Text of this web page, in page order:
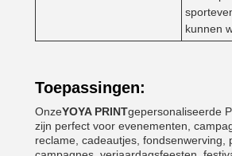
kunnen
Toepassingen:
OnzeYOYA PRINTgepersonaliseerde
zijn perfect voor evenementen,
reclame, cadeautjes, fondsenwerving,